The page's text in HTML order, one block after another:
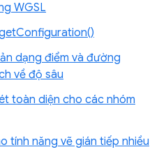
WGSL
dạng điểm và đường
về độ sâu
toàn diện cho các nhóm
tính năng vẽ gián tiếp nhiều